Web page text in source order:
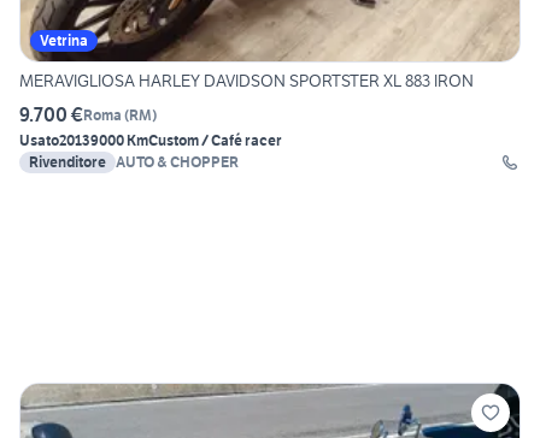
Vetrina
MERAVIGLIOSA HARLEY DAVIDSON SPORTSTER XL 883 IRON
9.700 €Roma (RM)
Usato20139000 KmCustom / Café racer
Rivenditore AUTO & CHOPPER